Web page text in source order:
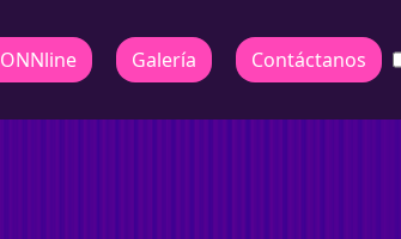
Galería Contáctanos